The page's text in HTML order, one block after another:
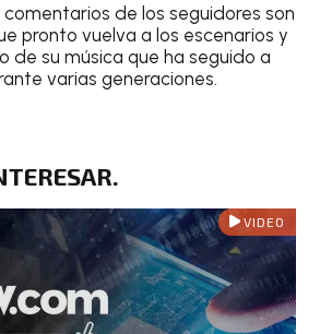
de los seguidores son
pronto vuelva a los escenarios y
de su música que ha seguido a
varias generaciones.
VIDEO